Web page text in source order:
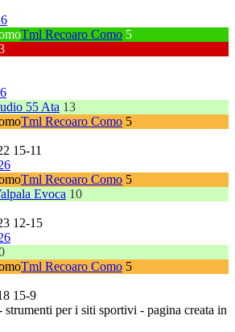
Tml Recoaro Como 5
55 Ata 13
Tml Recoaro Como 5
15-11
Tml Recoaro Como 5
Evoca 10
12-15
Tml Recoaro Como 5
15-9
strumenti per i siti sportivi - pagina creata in